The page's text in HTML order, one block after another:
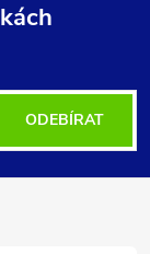
ODEBÍRAT